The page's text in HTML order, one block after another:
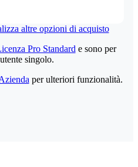
altre opzioni di acquisto
Pro Standard e sono per
singolo.
per ulteriori funzionalità.